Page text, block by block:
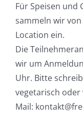
Für Speisen und
sammeln wir
Location ein.
Die
wir um
Uhr. Bitte
vegetarisch oder
Mail: